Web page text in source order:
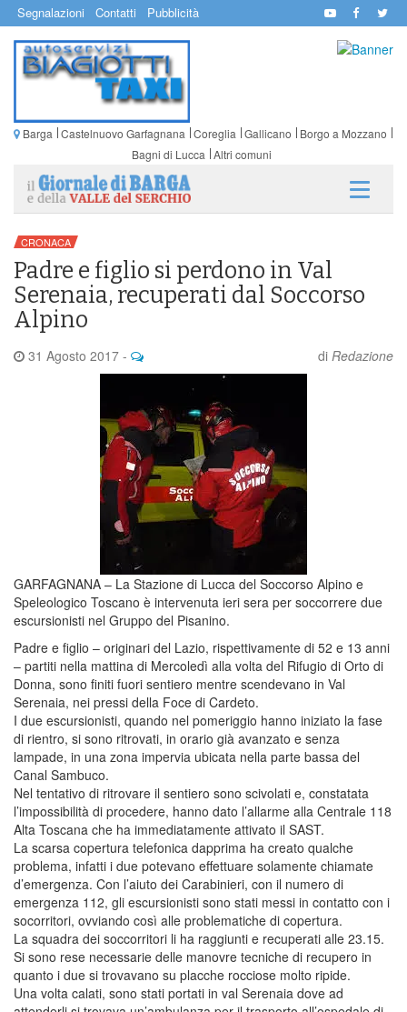
Segnalazioni Contatti Pubblicità
Barga Castelnuovo Garfagnana Coreglia Gallicano
Borgo a Mozzano
Bagni di Lucca Altri comuni
CRONACA
Padre e figlio si perdono in Val
Serenaia, recuperati dal Soccorso
Alpino
31 Agosto 2017 - di Redazione
GARFAGNANA – La Stazione di Lucca del Soccorso Alpino e
Speleologico Toscano è intervenuta ieri sera per soccorrere due
escursionisti nel Gruppo del Pisanino.
Padre e figlio – originari del Lazio, rispettivamente di 52 e 13 anni
– partiti nella mattina di Mercoledì alla volta del Rifugio di Orto di
Donna, sono finiti fuori sentiero mentre scendevano in Val
Serenaia, nei pressi della Foce di Cardeto.
I due escursionisti, quando nel pomeriggio hanno iniziato la fase
di rientro, si sono ritrovati, in orario già avanzato e senza
lampade, in una zona impervia ubicata nella parte bassa del
Canal Sambuco.
Nel tentativo di ritrovare il sentiero sono scivolati e, constatata
l’impossibilità di procedere, hanno dato l’allarme alla Centrale 118
Alta Toscana che ha immediatamente attivato il SAST.
La scarsa copertura telefonica dapprima ha creato qualche
problema, infatti i due potevano effettuare solamente chiamate
d’emergenza. Con l’aiuto dei Carabinieri, con il numero di
emergenza 112, gli escursionisti sono stati messi in contatto con i
socorritori, ovviando così alle problematiche di copertura.
La squadra dei soccorritori li ha raggiunti e recuperati alle 23.15.
Si sono rese necessarie delle manovre tecniche di recupero in
quanto i due si trovavano su placche rocciose molto ripide.
Una volta calati, sono stati portati in val Serenaia dove ad